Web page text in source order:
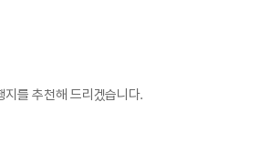
를 추천해 드리겠습니다.